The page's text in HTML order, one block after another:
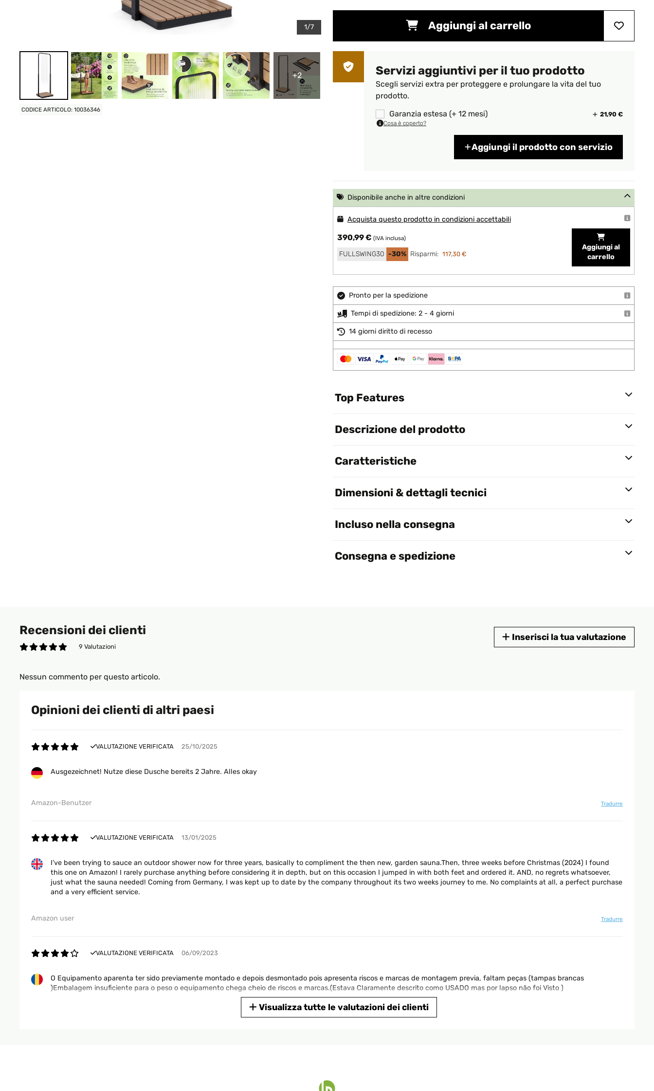
1/7
+2
CODICE ARTICOLO: 10036346
Aggiungi al carrello
Servizi aggiuntivi per il tuo prodotto
Scegli servizi extra per proteggere e prolungare la vita del tuo
prodotto.
Garanzia estesa (+ 12 mesi)
21,90 €
Cosa è coperto?
Aggiungi il prodotto con servizio
Disponibile anche in altre condizioni
Acquista questo prodotto in condizioni accettabili
390,99 € (IVA inclusa)
FULLSWING30 -30% Risparmi: 117,30 €
Aggiungi al
carrello
Pronto per la spedizione
Tempi di spedizione: 2 - 4 giorni
14 giorni diritto di recesso
Top Features
Descrizione del prodotto
Caratteristiche
Dimensioni & dettagli tecnici
Incluso nella consegna
Consegna e spedizione
Recensioni dei clienti
9 Valutazioni
Inserisci la tua valutazione
Nessun commento per questo articolo.
Opinioni dei clienti di altri paesi
VALUTAZIONE VERIFICATA 25/10/2025
Ausgezeichnet! Nutze diese Dusche bereits 2 Jahre. Alles okay
Amazon-Benutzer Tradurre
VALUTAZIONE VERIFICATA 13/01/2025
I’ve been trying to sauce an outdoor shower now for three years, basically to compliment the then new, garden sauna.Then, three weeks before Christmas (2024) I found
this one on Amazon! I rarely purchase anything before considering it in depth, but on this occasion I jumped in with both feet and ordered it. AND, no regrets whatsoever,
just what the sauna needed! Coming from Germany, I was kept up to date by the company throughout its two weeks journey to me. No complaints at all, a perfect purchase
and a very efficient service.
Amazon user Tradurre
VALUTAZIONE VERIFICATA 06/09/2023
O Equipamento aparenta ter sido previamente montado e depois desmontado pois apresenta riscos e marcas de montagem previa, faltam peças (tampas brancas
)Embalagem insuficiente para o peso o equipamento chega cheio de riscos e marcas.(Estava Claramente descrito como USADO mas por lapso não foi Visto )
steht stabil und lässt sich einfach an den Gartenschlauch anbringen. Der Duschstrahl hat eine angenehme Intensität und ist gleichmäßig, die Bodenplatte ist selbst in
Visualizza tutte le valutazioni dei clienti